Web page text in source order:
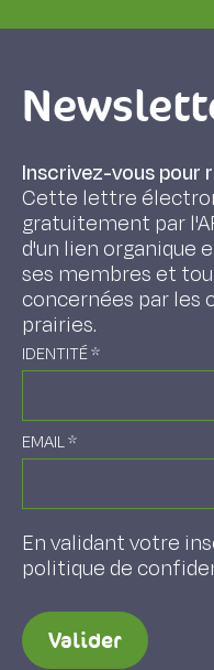
Inscrivez-vous pour
Cette lettre
gratuitement par
d'un lien organique
ses membres et
concernées par les
prairies.
IDENTITÉ*
EMAIL*
En validant votre
politique de
Valider